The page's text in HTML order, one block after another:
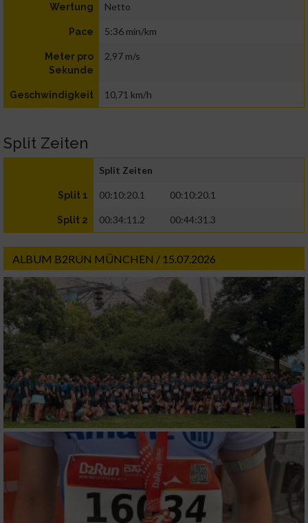
Wertung Netto
Pace 5:36 min/km
Meter pro
Sekunde
2,97 m/s
Geschwindigkeit 10,71 km/h
Split Zeiten
Split Zeiten
Split 1 00:10:20.1 00:10:20.1
Split 2 00:34:11.2 00:44:31.3
ALBUM B2RUN MÜNCHEN / 15.07.2026